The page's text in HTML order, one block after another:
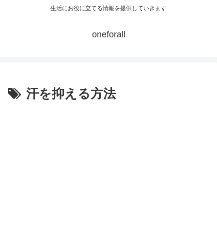
生活にお役に立てる情報を提供していきます
oneforall
汗を抑える方法